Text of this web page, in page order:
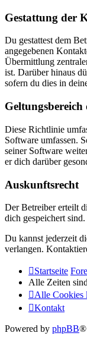
Gestattung der
Du gestattest dem
angegebenen
Übermittlung
ist. Darüber hinaus
sofern du dies in
Diese Richtlinie
Software umfassen.
seiner Software
er dich darüber
Auskunftsrecht
Der Betreiber erteilt
dich gespeichert sind.
Du kannst jederzeit
verlangen.
Startseite
Alle Zeiten sind
Alle Cookies
Kontakt
Powered by phpBB®